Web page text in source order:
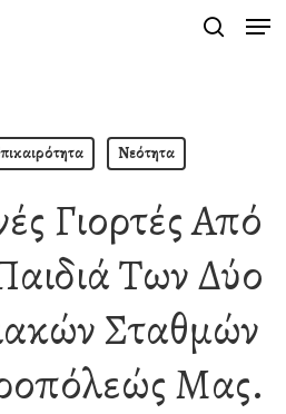
Νεότητα
Γιορτές Από
Των Δύο
Σταθμών
Μας.